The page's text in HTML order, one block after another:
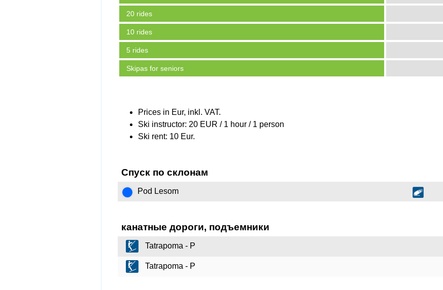
20 rides
10 rides
5 rides
Skipas for seniors
Prices in Eur, inkl. VAT.
Ski instructor: 20 EUR / 1 hour / 1 person
Ski rent: 10 Eur.
Спуск по склонам
Pod Lesom
канатные дороги, подъемники
Tatrapoma - P
Tatrapoma - P